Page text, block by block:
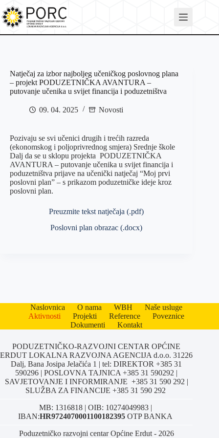
to
content
Natječaj za izbor najboljeg učeničkog poslovnog plana
– projekt PODUZETNIČKA AVANTURA –
putovanje učenika u svijet financija i poduzetništva
09. 04. 2025 Novosti
Pozivaju se svi učenici drugih i trećih razreda
(ekonomskog i poljoprivrednog smjera) Srednje škole
Dalj da se u sklopu projekta PODUZETNIČKA
AVANTURA – putovanje učenika u svijet financija i
poduzetništva prijave na učenički natječaj “Moj prvi
poslovni plan” – s prikazom poduzetničke ideje kroz
poslovni plan.
Preuzmite tekst natječaja (.pdf)
Poslovni plan obrazac (.docx)
Naslovnica O nama WBH
Naše usluge
Aktivnosti
Projekti Reference
Poveznice
Dokumenti
Kontakt
PODUZETNIČKO-RAZVOJNI CENTAR OPĆINE
ERDUT LOKALNA RAZVOJNA AGENCIJA d.o.o. 31226
Dalj, Bana Josipa Jelačića 1 | tel: DIREKTOR +385 31
590296 | POSLOVNA TAJNICA +385 31 590292 |
SAVJETOVANJE I INFORMIRANJE +385 31 590 292 |
SLUŽBA ZA FINANCIJE +385 31 590 292
MB: 1316818 | OIB: 10274049983 |
IBAN:HR9724070001100182395 OTP BANKA
Poduzetničko razvojni centar Općine Erdut - 2026